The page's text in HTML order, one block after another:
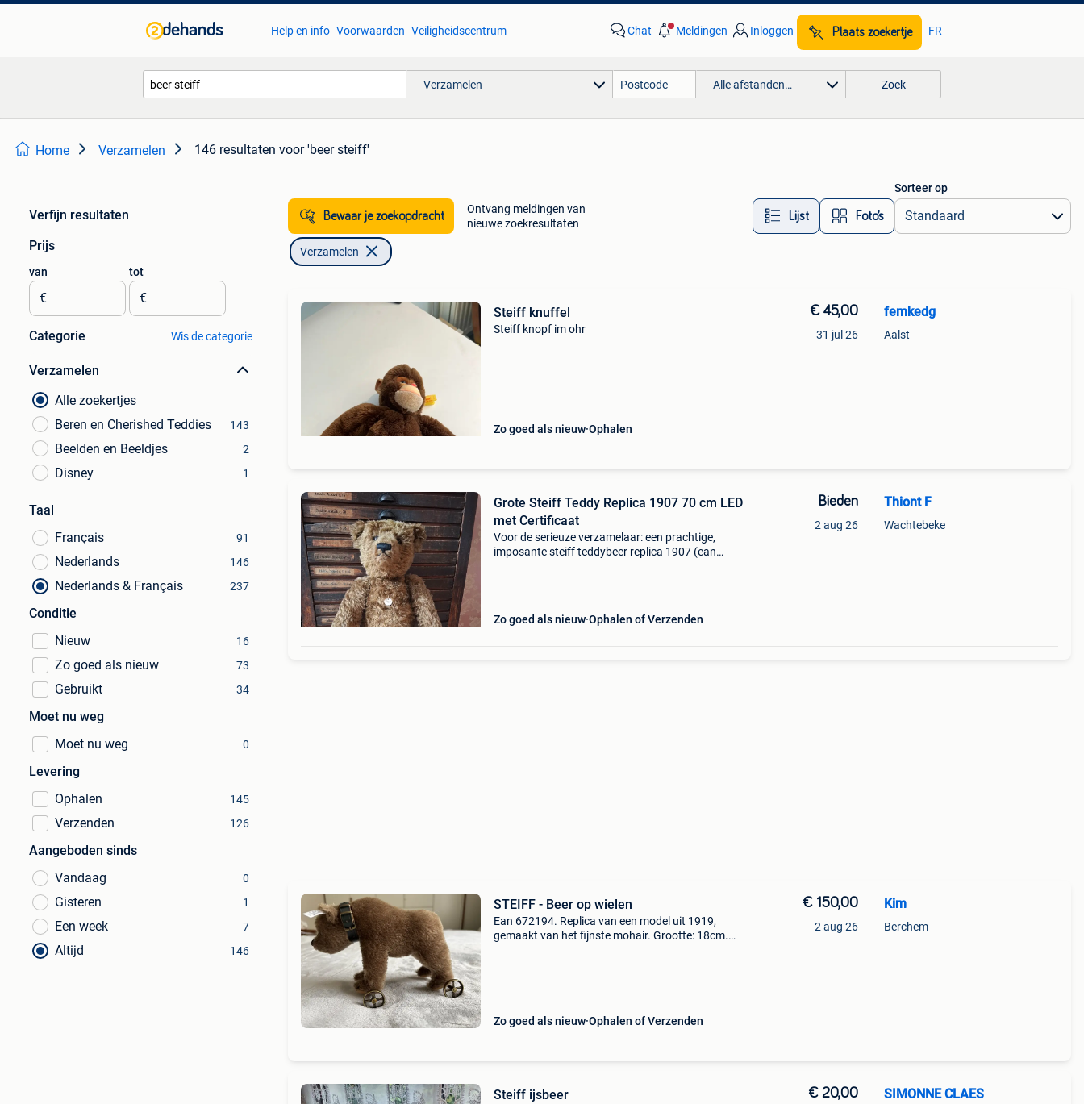
Help en info Voorwaarden Veiligheidscentrum Chat Meldingen Inloggen Plaats zoekertje FR
Verzamelen Alle afstanden… Zoek
Home Verzamelen 146 resultaten voor 'beer steiff'
Verfijn resultaten
Prijs
van
€
tot
€
Categorie Wis de categorie
Verzamelen
Alle zoekertjes
Beren en Cherished Teddies
143
Beelden en Beeldjes 2
Disney 1
Taal
Français
91
Nederlands 146
Nederlands & Français 237
Conditie
Nieuw
16
Zo goed als nieuw 73
Gebruikt 34
Moet nu weg
Moet nu weg
0
Levering
Ophalen
145
Verzenden 126
Aangeboden sinds
Vandaag
0
Gisteren 1
Een week 7
Altijd 146
Bewaar je zoekopdracht
Ontvang meldingen van
nieuwe zoekresultaten
Lijst Foto’s
Sorteer op
Verzamelen
Steiff knuffel
Steiff knopf im ohr
Zo goed als nieuw Ophalen
€ 45,00
31 jul 26
femkedg
Aalst
Grote Steiff Teddy Replica 1907 70 cm LED
met Certificaat
Voor de serieuze verzamelaar: een prachtige,
imposante steiff teddybeer replica 1907 (ean
Zo goed als nieuw Ophalen of Verzenden
Bieden
2 aug 26
Thiont F
Wachtebeke
STEIFF - Beer op wielen
Ean 672194. Replica van een model uit 1919,
gemaakt van het fijnste mohair. Grootte: 18cm.
Zo goed als nieuw Ophalen of Verzenden
€ 150,00
2 aug 26
Kim
Berchem
Steiff ijsbeer € 20,00 SIMONNE CLAES